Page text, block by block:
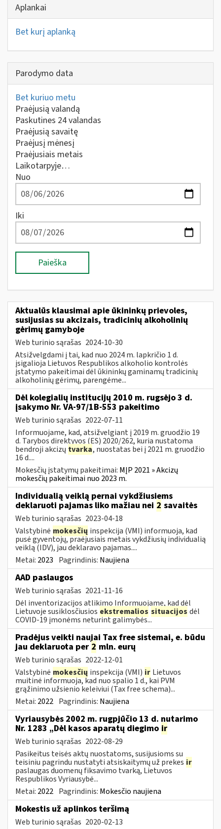
Aplankai
Bet kurį aplanką
Parodymo data
Bet kuriuo metu
Praėjusią valandą
Paskutines 24 valandas
Praėjusią savaitę
Praėjusį mėnesį
Praėjusiais metais
Laikotarpyje…
Nuo
Iki
Paieška
Aktualūs klausimai apie ūkininkų prievoles,
susijusias su akcizais, tradicinių alkoholinių
gėrimų gamyboje
Web turinio sąrašas 2024-10-30
Atsižvelgdami į tai, kad nuo 2024 m. lapkričio 1 d.
įsigalioja Lietuvos Respublikos alkoholio kontrolės
įstatymo pakeitimai dėl ūkininkų gaminamų tradicinių
alkoholinių gėrimų, parengėme...
Dėl kolegialių institucijų 2010 m. rugsėjo 3 d.
įsakymo Nr. VA-97/1B-553 pakeitimo
Web turinio sąrašas 2022-07-11
Informuojame, kad, atsižvelgiant į 2019 m. gruodžio 19
d. Tarybos direktyvos (ES) 2020/262, kuria nustatoma
bendroji akcizų tvarka, nuostatas bei į 2021 m. gruodžio
16 d....
Mokesčių įstatymų pakeitimai: MĮP 2021 » Akcizų
mokesčių pakeitimai nuo 2023 m.
Individualią veiklą pernai vykdžiusiems
deklaruoti pajamas liko mažiau nei 2 savaitės
Web turinio sąrašas 2023-04-18
Valstybinė mokesčių inspekcija (VMI) informuoja, kad
pusė gyventojų, praėjusiais metais vykdžiusių individualią
veiklą (IDV), jau deklaravo pajamas....
Metai: 2023 Pagrindinis: Naujiena
AAD paslaugos
Web turinio sąrašas 2021-11-16
Dėl inventorizacijos atlikimo Informuojame, kad dėl
Lietuvoje susiklosčiusios ekstremalios situacijos dėl
COVID-19 įmonėms neturint galimybės...
Pradėjus veikti naujai Tax free sistemai, e. būdu
jau deklaruota per 2 mln. eurų
Web turinio sąrašas 2022-12-01
Valstybinė mokesčių inspekcija (VMI) ir Lietuvos
muitinė informuoja, kad nuo spalio 1 d., kai PVM
grąžinimo užsienio keleiviui (Tax free schema)...
Metai: 2022 Pagrindinis: Naujiena
Vyriausybės 2002 m. rugpjūčio 13 d. nutarimo
Nr. 1283 „Dėl kasos aparatų diegimo ir
Web turinio sąrašas 2022-08-29
Pasikeitus teisės aktų nuostatoms, susijusioms su
teisiniu pagrindu nustatyti atsiskaitymų už prekes ir
paslaugas duomenų fiksavimo tvarką, Lietuvos
Respublikos Vyriausybė...
Metai: 2022 Pagrindinis: Mokesčio naujiena
Mokestis už aplinkos teršimą
Web turinio sąrašas 2020-02-13